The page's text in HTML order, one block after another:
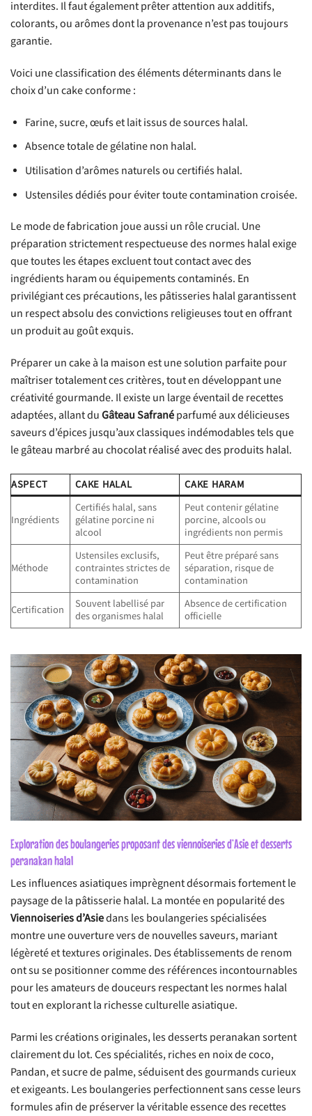
interdites. Il faut également prêter attention aux additifs,
colorants, ou arômes dont la provenance n’est pas toujours
garantie.
Voici une classification des éléments déterminants dans le
choix d’un cake conforme :
Farine, sucre, œufs et lait issus de sources halal.
Absence totale de gélatine non halal.
Utilisation d’arômes naturels ou certifiés halal.
Ustensiles dédiés pour éviter toute contamination croisée.
Le mode de fabrication joue aussi un rôle crucial. Une
préparation strictement respectueuse des normes halal exige
que toutes les étapes excluent tout contact avec des
ingrédients haram ou équipements contaminés. En
privilégiant ces précautions, les pâtisseries halal garantissent
un respect absolu des convictions religieuses tout en offrant
un produit au goût exquis.
Préparer un cake à la maison est une solution parfaite pour
maîtriser totalement ces critères, tout en développant une
créativité gourmande. Il existe un large éventail de recettes
adaptées, allant duGâteau Safranéparfumé aux délicieuses
saveurs d’épices jusqu’aux classiques indémodables tels que
le gâteau marbré au chocolat réalisé avec des produits halal.
ASPECT CAKE HALAL CAKE HARAM
Ingrédients
Certifiés halal, sans
gélatine porcine ni
alcool
Peut contenir gélatine
porcine, alcools ou
ingrédients non permis
Méthode
Ustensiles exclusifs,
contraintes strictes de
contamination
Peut être préparé sans
séparation, risque de
contamination
Certification
Souvent labellisé par
des organismes halal
Absence de certification
officielle
Exploration des boulangeries proposant des viennoiseries d’Asie et desserts
peranakan halal
Les influences asiatiques imprègnent désormais fortement le
paysage de la pâtisserie halal. La montée en popularité des
Viennoiseries d’Asiedans les boulangeries spécialisées
montre une ouverture vers de nouvelles saveurs, mariant
légèreté et textures originales. Des établissements de renom
ont su se positionner comme des références incontournables
pour les amateurs de douceurs respectant les normes halal
tout en explorant la richesse culturelle asiatique.
Parmi les créations originales, les desserts peranakan sortent
clairement du lot. Ces spécialités, riches en noix de coco,
Pandan, et sucre de palme, séduisent des gourmands curieux
et exigeants. Les boulangeries perfectionnent sans cesse leurs
formules afin de préserver la véritable essence des recettes